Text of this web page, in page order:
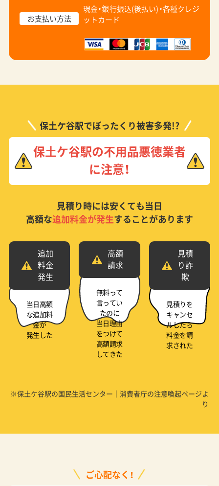
お支払い方法
現金・銀行振込(後払い)・各種クレジ
ットカード
保土ケ谷駅でぼったくり被害多発!?
保土ケ谷駅の不用品悪徳業者
に注意！
見積り時には安くても当日
高額な追加料金が発生することがあります
追加
料金
発生
当日高額
な追加料
金が
発生した
高額
請求
無料って
言ってい
たのに
当日理由
をつけて
高額請求
してきた
見積
り詐
欺
見積りを
キャンセ
ルしたら
料金を請
求された
※保土ケ谷駅の国民生活センター｜消費者庁の注意喚起ページよ
り
ご心配なく！